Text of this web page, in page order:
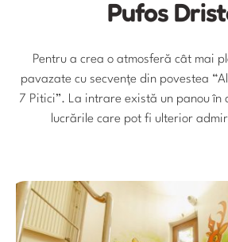
Pufos
Pentru a crea o atmosferă cât mai
pavazate cu secvențe din povestea
7 Pitici”. La intrare există un panou în
lucrările care pot fi ulterior